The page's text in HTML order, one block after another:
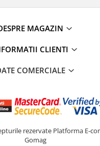
MAGAZIN
CLIENTI
COMERCIALE
rezervate Platforma E-
Gomag